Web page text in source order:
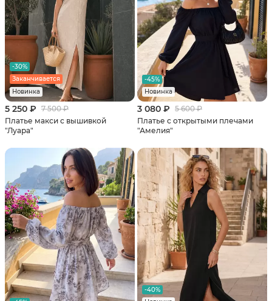
-30%
Заканчивается
Новинка
5 250 ₽ 7 500 ₽
Платье макси с вышивкой
"Луара"
-45%
Новинка
3 080 ₽ 5 600 ₽
Платье c открытыми плечами
"Амелия"
-40%